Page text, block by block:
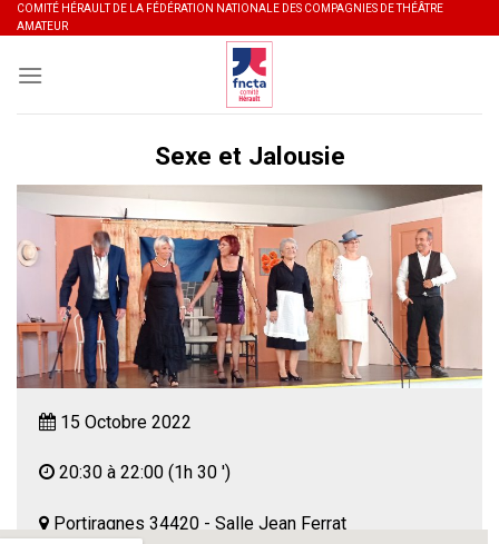
Skip
to
content
COMITÉ HÉRAULT DE LA FÉDÉRATION NATIONALE DES COMPAGNIES DE THÉÂTRE
AMATEUR
Sexe et Jalousie
15 Octobre 2022
20:30 à 22:00 (1h 30 ')
Portiragnes 34420 - Salle Jean Ferrat